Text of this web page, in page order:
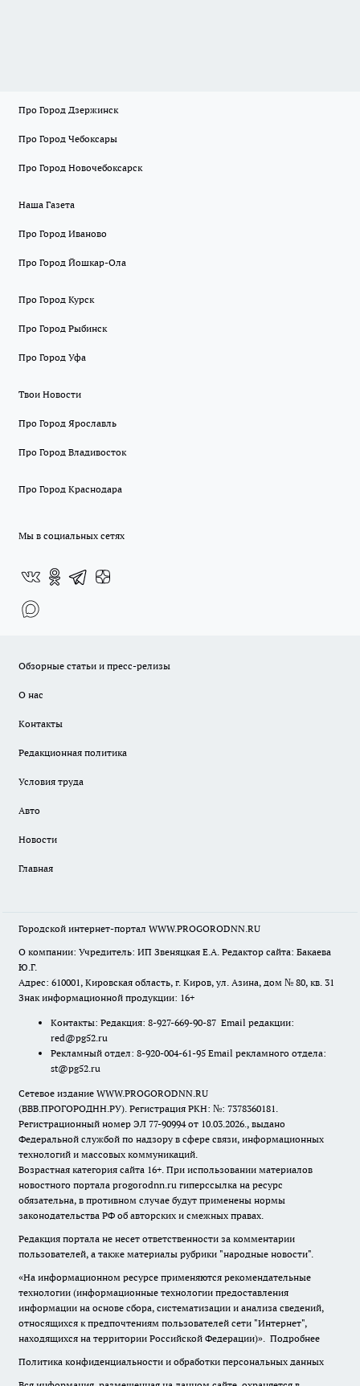
Про Город Дзержинск
Про Город Чебоксары
Про Город Новочебоксарск
Наша Газета
Про Город Иваново
Про Город Йошкар-Ола
Про Город Курск
Про Город Рыбинск
Про Город Уфа
Твои Новости
Про Город Ярославль
Про Город Владивосток
Про Город Краснодара
Мы в социальных сетях
Обзорные статьи и пресс-релизы
О нас
Контакты
Редакционная политика
Условия труда
Авто
Новости
Главная
Городской интернет-портал WWW.PROGORODNN.RU
О компании: Учредитель: ИП Звеняцкая Е.А. Редактор сайта: Бакаева
Ю.Г.
Адрес: 610001, Кировская область, г. Киров, ул. Азина, дом № 80, кв. 31
Знак информационной продукции: 16+
Контакты: Редакция: 8-927-669-90-87 Email редакции:
red@pg52.ru
Рекламный отдел: 8-920-004-61-95 Email рекламного отдела:
st@pg52.ru
Сетевое издание WWW.PROGORODNN.RU
(ВВВ.ПРОГОРОДНН.РУ). Регистрация РКН: №: 7378360181.
Регистрационный номер ЭЛ 77-90994 от 10.03.2026., выдано
Федеральной службой по надзору в сфере связи, информационных
технологий и массовых коммуникаций.
Возрастная категория сайта 16+. При использовании материалов
новостного портала progorodnn.ru гиперссылка на ресурс
обязательна, в противном случае будут применены нормы
законодательства РФ об авторских и смежных правах.
Редакция портала не несет ответственности за комментарии
пользователей, а также материалы рубрики "народные новости".
«На информационном ресурсе применяются рекомендательные
технологии (информационные технологии предоставления
информации на основе сбора, систематизации и анализа сведений,
относящихся к предпочтениям пользователей сети "Интернет",
находящихся на территории Российской Федерации)». Подробнее
Политика конфиденциальности и обработки персональных данных